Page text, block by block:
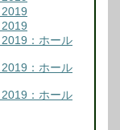
：ホール
：ホール
：ホール